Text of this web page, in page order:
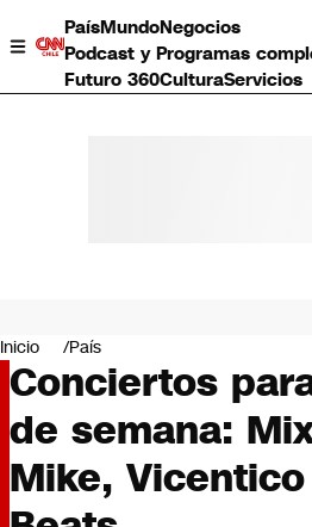
PaísMundoNegocios
Podcast y Programas
Futuro 360CulturaServicios
Negocios
Deportes
Programas completos
Cultura
Servicios
Bits
CNN Data
Inicio País
Conciertos
de semana:
Mike,